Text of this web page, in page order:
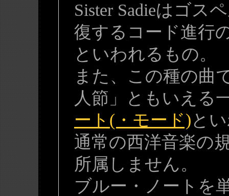
Sister Sadieはゴ
復するコード進行
といわれるもの。
また、この種の曲
人節」ともいえる
ート(・モード)と
通常の西洋音楽の
所属しません。
ブルー・ノートを